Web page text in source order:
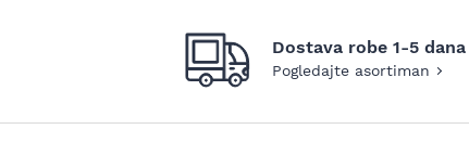
Dostava robe 1-5 dana
Pogledajte asortiman